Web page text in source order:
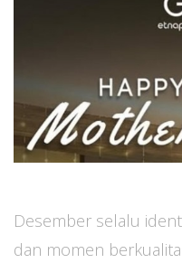
Desember selalu
dan momen